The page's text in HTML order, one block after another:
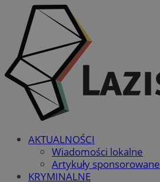
AKTUALNOŚCI
Wiadomości lokalne
Artykuły sponsorowane
KRYMINALNE